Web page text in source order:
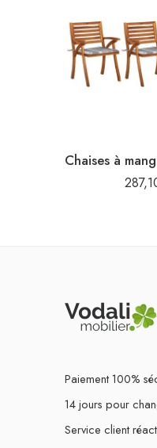
Paiement 100%
14 jours pour
Service client